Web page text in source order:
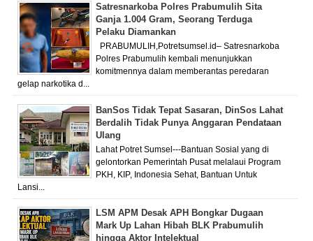
Satresnarkoba Polres Prabumulih Sita
Ganja 1.004 Gram, Seorang Terduga
Pelaku Diamankan
PRABUMULIH,Potretsumsel.id– Satresnarkoba
Polres Prabumulih kembali menunjukkan
komitmennya dalam memberantas peredaran
gelap narkotika d...
BanSos Tidak Tepat Sasaran, DinSos Lahat
Berdalih Tidak Punya Anggaran Pendataan
Ulang
Lahat Potret Sumsel---Bantuan Sosial yang di
gelontorkan Pemerintah Pusat melalaui Program
PKH, KIP, Indonesia Sehat, Bantuan Untuk
Lansi...
LSM APM Desak APH Bongkar Dugaan
Mark Up Lahan Hibah BLK Prabumulih
hingga Aktor Intelektual